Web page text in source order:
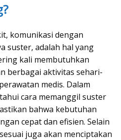
komunikasi dengan
suster, adalah hal yang
kali membutuhkan
berbagai aktivitas sehari-
medis. Dalam
cara memanggil suster
bahwa kebutuhan
cepat dan efisien. Selain
juga akan menciptakan